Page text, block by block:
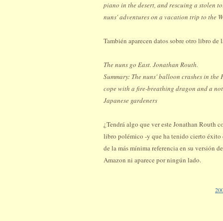
piano in the desert, and rescuing a stolen
nuns' adventures on a vacation trip to the
También aparecen datos sobre otro libro de
The nuns go East. Jonathan Routh.
Summary: The nuns' balloon crashes in the
cope with a fire-breathing dragon and a
Japanese gardeners
¿Tendrá algo que ver este Jonathan Routh
libro polémico -y que ha tenido cierto éxito
de la más mínima referencia en su versión
Amazon ni aparece por ningún lado.